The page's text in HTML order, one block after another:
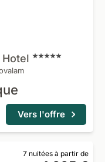
Hotel
Vers l'offre
7 nuitées à partir de